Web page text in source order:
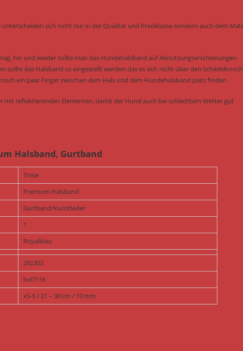
sich nicht nur in der Qualität und Preisklasse sondern auch dem
hin und wieder sollte man das Hundehalsband auf Abnutzungserscheinungen
sollte das Halsband so eingestellt werden das es sich nicht über den
ein paar Finger zwischen dem Hals und dem Hundehalsband platz finden.
mit reflektierenden Elementen, damit der Hund auch bei schlechtem Wetter gut
Halsband, Gurtband
Trixie
Premium Halsband
Gurtband/Kunstleder
1
Royalblau
202302
bvl7116
xS-S / 21 – 30 cm / 10 mm